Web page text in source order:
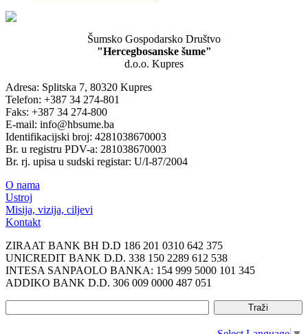
Šumsko Gospodarsko Društvo
"Hercegbosanske šume"
d.o.o. Kupres
Adresa: Splitska 7, 80320 Kupres
Telefon: +387 34 274-801
Faks: +387 34 274-800
E-mail: info@hbsume.ba
Identifikacijski broj: 4281038670003
Br. u registru PDV-a: 281038670003
Br. rj. upisa u sudski registar: U/I-87/2004
O nama
Ustroj
Misija, vizija, ciljevi
Kontakt
ZIRAAT BANK BH D.D 186 201 0310 642 375
UNICREDIT BANK D.D. 338 150 2289 612 538
INTESA SANPAOLO BANKA: 154 999 5000 101 345
ADDIKO BANK D.D. 306 009 0000 487 051